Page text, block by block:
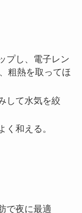
プし、電子レン
粗熱を取ってほ
して水気を絞
く和える。
で夜に最適